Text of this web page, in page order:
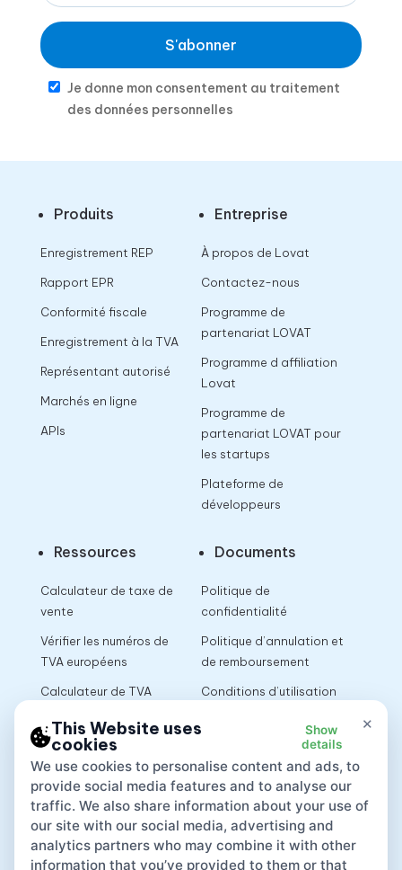
S'abonner
Je donne mon consentement au traitement
des données personnelles
Produits
Enregistrement REP
Rapport EPR
Conformité fiscale
Enregistrement à la TVA
Représentant autorisé
Marchés en ligne
APIs
Entreprise
À propos de Lovat
Contactez-nous
Programme de
partenariat LOVAT
Programme d affiliation
Lovat
Programme de
partenariat LOVAT pour
les startups
Plateforme de
développeurs
Ressources
Calculateur de taxe de
vente
Vérifier les numéros de
TVA européens
Calculateur de TVA
Documents
Politique de
confidentialité
Politique d’annulation et
de remboursement
Conditions d’utilisation
×
This Website uses
cookies
Show
details
We use cookies to personalise content and ads, to
provide social media features and to analyse our
traffic. We also share information about your use of
our site with our social media, advertising and
analytics partners who may combine it with other
information that you’ve provided to them or that